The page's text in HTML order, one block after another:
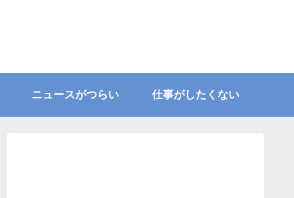
ニュースがつらい 仕事がしたくない